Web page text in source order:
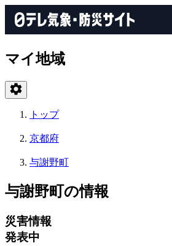
マイ地域
トップ
京都府
与謝野町
与謝野町の情報
災害情報
発表中